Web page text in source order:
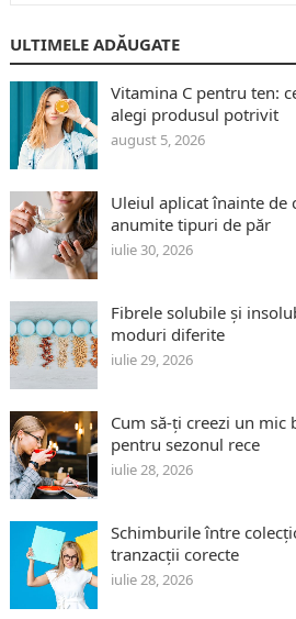
ULTIMELE ADĂUGATE
Vitamina C pentru ten:
alegi produsul potrivit
august 5, 2026
Uleiul aplicat înainte de
anumite tipuri de păr
iulie 30, 2026
Fibrele solubile și
moduri diferite
iulie 29, 2026
Cum să-ți creezi un mic
pentru sezonul rece
iulie 28, 2026
Schimburile între
tranzacții corecte
iulie 28, 2026